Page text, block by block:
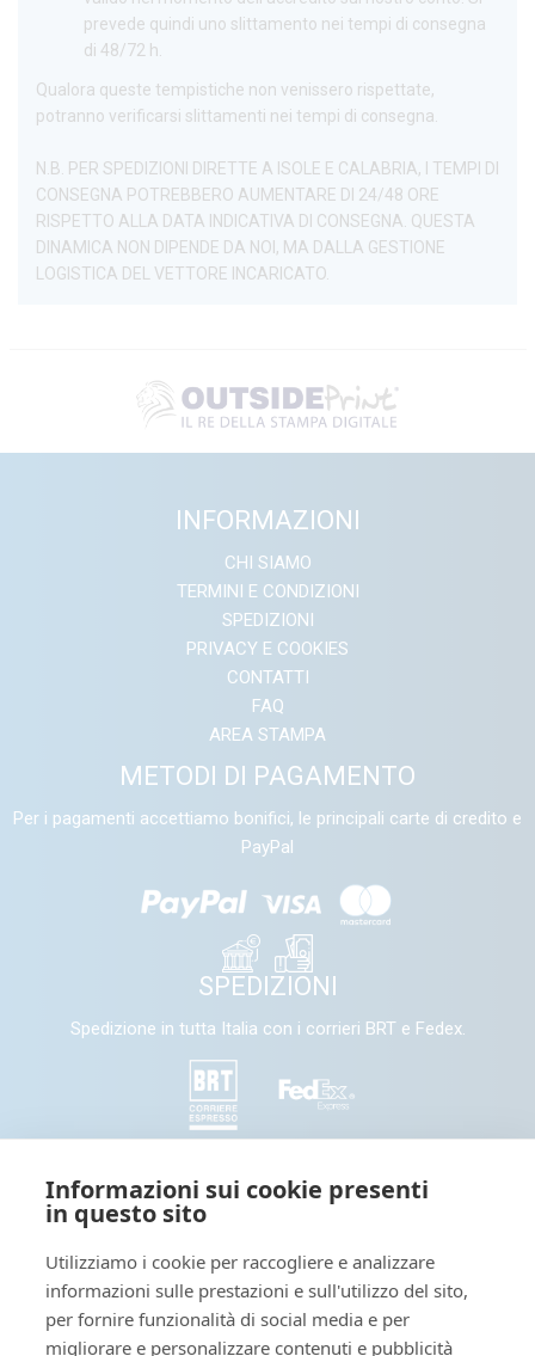
Informazioni sui cookie presenti
in questo sito
Utilizziamo i cookie per raccogliere e analizzare
informazioni sulle prestazioni e sull'utilizzo del sito,
per fornire funzionalità di social media e per
migliorare e personalizzare contenuti e pubblicità
prevede quindi uno slittamento nei tempi di consegna
di 48/72 h.
Qualora queste tempistiche non venissero rispettate,
potranno verificarsi slittamenti nei tempi di consegna.
N.B. PER SPEDIZIONI DIRETTE A ISOLE E CALABRIA, I TEMPI DI
CONSEGNA POTREBBERO AUMENTARE DI 24/48 ORE
RISPETTO ALLA DATA INDICATIVA DI CONSEGNA. QUESTA
DINAMICA NON DIPENDE DA NOI, MA DALLA GESTIONE
LOGISTICA DEL VETTORE INCARICATO.
INFORMAZIONI
CHI SIAMO
TERMINI E CONDIZIONI
SPEDIZIONI
PRIVACY E COOKIES
CONTATTI
FAQ
AREA STAMPA
METODI DI PAGAMENTO
Per i pagamenti accettiamo bonifici, le principali carte di credito e
PayPal
SPEDIZIONI
Spedizione in tutta Italia con i corrieri BRT e Fedex.
SEGUICI
Seguici e condividi con noi sui nostri canali social
Tieniti informato: leggi il nostro